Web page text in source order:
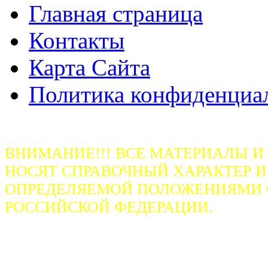
Главная страница
Контакты
Карта Сайта
Политика
ВНИМАНИЕ!!! ВСЕ МАТЕРИАЛЫ
НОСЯТ СПРАВОЧНЫЙ ХАРАКТЕР
ОПРЕДЕЛЯЕМОЙ ПОЛОЖЕНИЯМИ
РОССИЙСКОЙ ФЕДЕРАЦИИ.